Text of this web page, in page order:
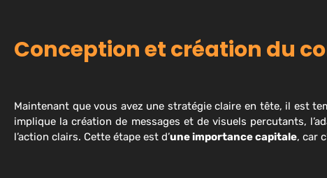
Conception et création du
Maintenant que vous avez une stratégie claire en tête, il est
implique la création de messages et de visuels percutants,
l’action clairs. Cette étape est d’une importance capitale, car